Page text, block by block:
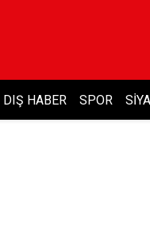
DIŞ HABER SPOR